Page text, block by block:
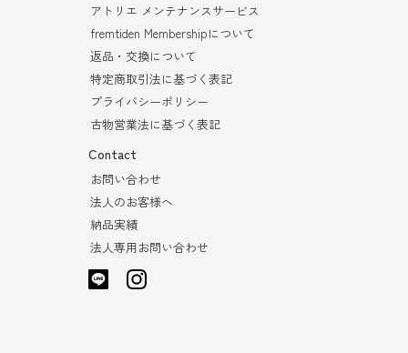
アトリエ メンテナンスサービス
fremtiden Membershipについて
返品・交換について
特定商取引法に基づく表記
プライバシーポリシー
古物営業法に基づく表記
Contact
お問い合わせ
法人のお客様へ
納品実績
法人専用お問い合わせ